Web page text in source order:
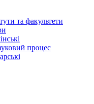
та факультети
процес